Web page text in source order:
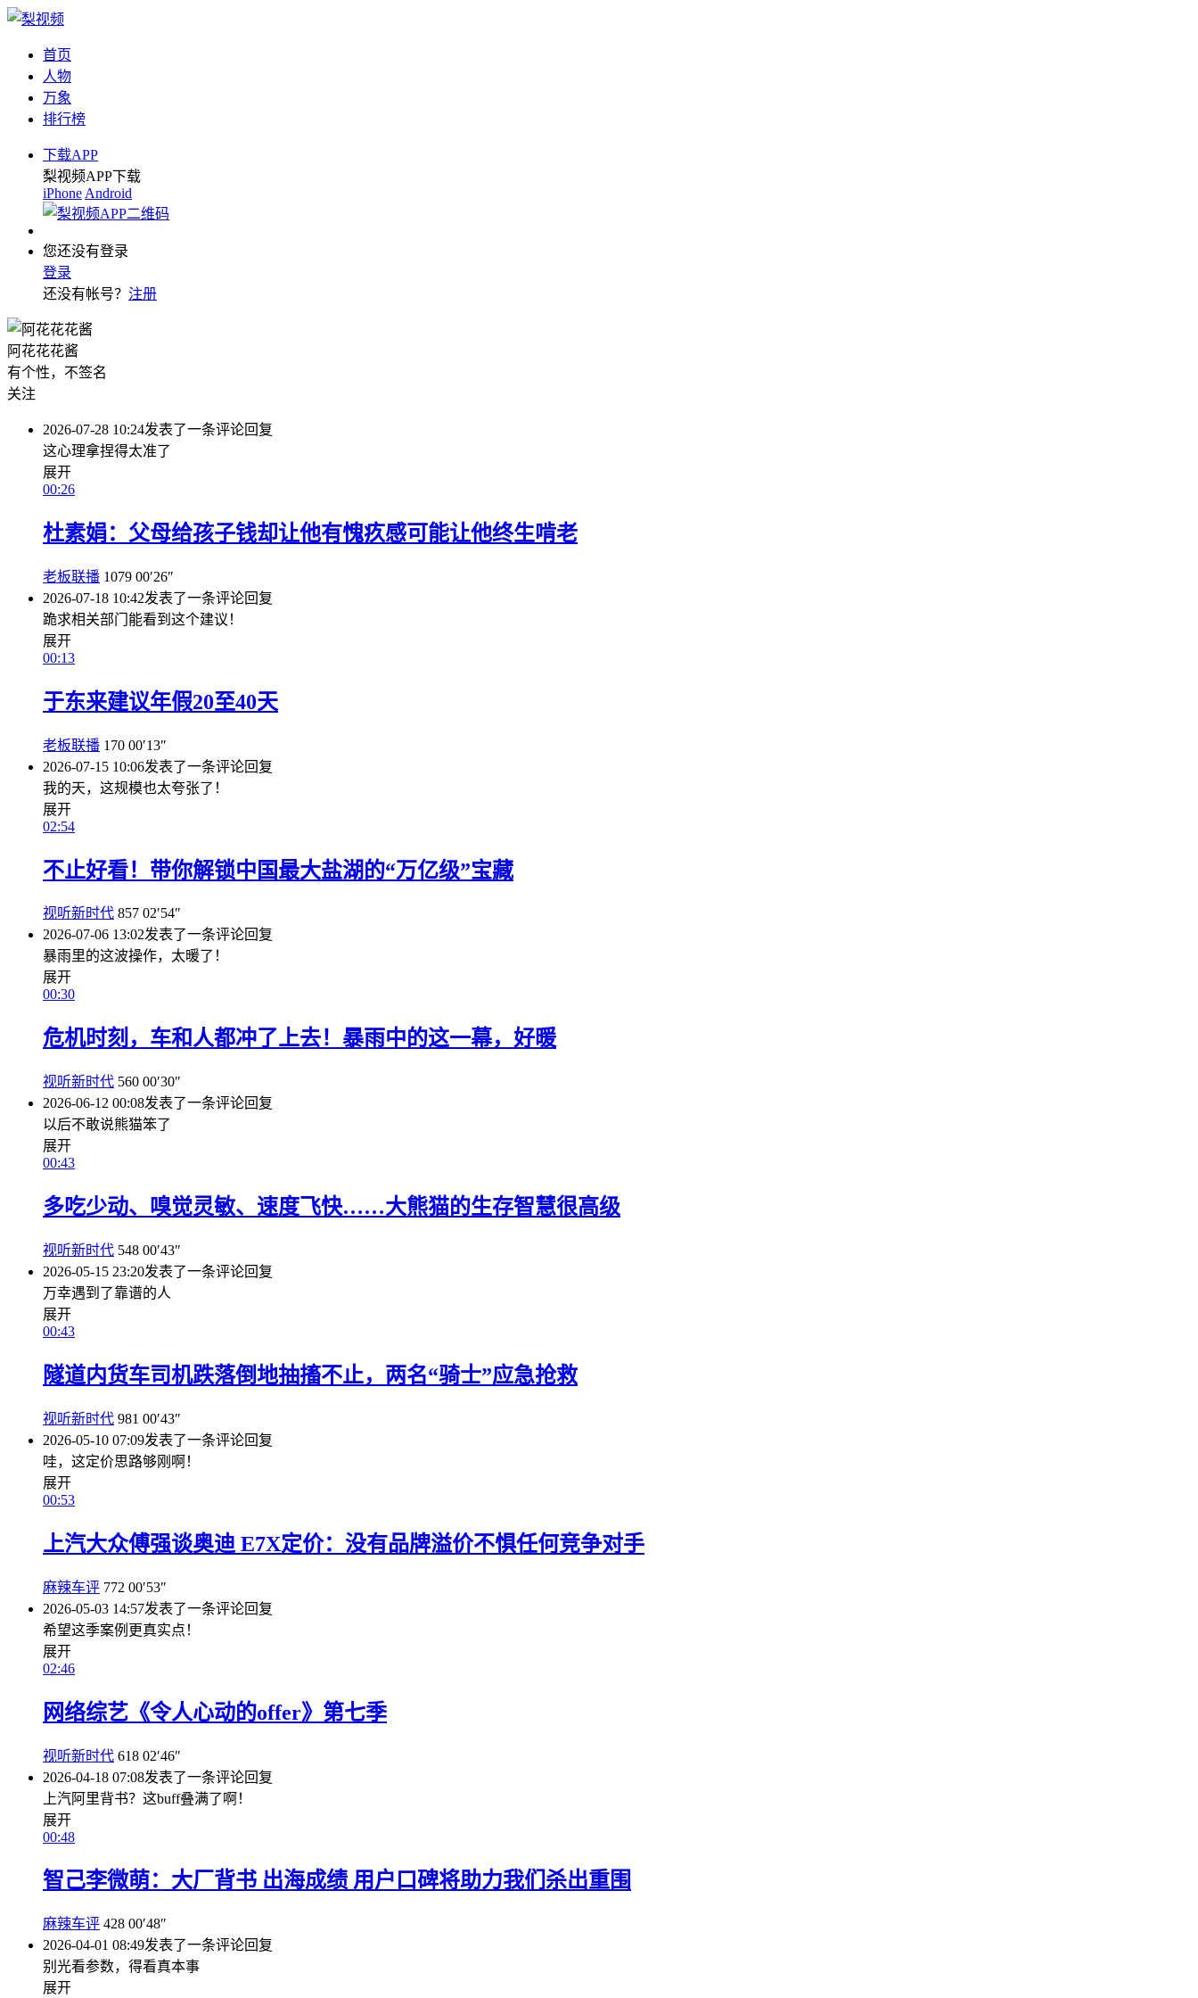
首页
人物
万象
排行榜
下载APP
梨视频APP下载
iPhone Android
您还没有登录
登录
还没有帐号？ 注册
阿花花花酱
有个性，不签名
关注
2026-07-28 10:24发表了一条评论回复
这心理拿捏得太准了
展开
00:26
杜素娟：父母给孩子钱却让他有愧疚感可能让他终生啃老
老板联播 1079 00′26″
2026-07-18 10:42发表了一条评论回复
跪求相关部门能看到这个建议！
展开
00:13
于东来建议年假20至40天
老板联播 170 00′13″
2026-07-15 10:06发表了一条评论回复
我的天，这规模也太夸张了！
展开
02:54
不止好看！带你解锁中国最大盐湖的“万亿级”宝藏
视听新时代 857 02′54″
2026-07-06 13:02发表了一条评论回复
暴雨里的这波操作，太暖了！
展开
00:30
危机时刻，车和人都冲了上去！暴雨中的这一幕，好暖
视听新时代 560 00′30″
2026-06-12 00:08发表了一条评论回复
以后不敢说熊猫笨了
展开
00:43
多吃少动、嗅觉灵敏、速度飞快……大熊猫的生存智慧很高级
视听新时代 548 00′43″
2026-05-15 23:20发表了一条评论回复
万幸遇到了靠谱的人
展开
00:43
隧道内货车司机跌落倒地抽搐不止，两名“骑士”应急抢救
视听新时代 981 00′43″
2026-05-10 07:09发表了一条评论回复
哇，这定价思路够刚啊！
展开
00:53
上汽大众傅强谈奥迪 E7X定价：没有品牌溢价不惧任何竞争对手
麻辣车评 772 00′53″
2026-05-03 14:57发表了一条评论回复
希望这季案例更真实点！
展开
02:46
网络综艺《令人心动的offer》第七季
视听新时代 618 02′46″
2026-04-18 07:08发表了一条评论回复
上汽阿里背书？这buff叠满了啊！
展开
00:48
智己李微萌：大厂背书 出海成绩 用户口碑将助力我们杀出重围
麻辣车评 428 00′48″
2026-04-01 08:49发表了一条评论回复
别光看参数，得看真本事
展开